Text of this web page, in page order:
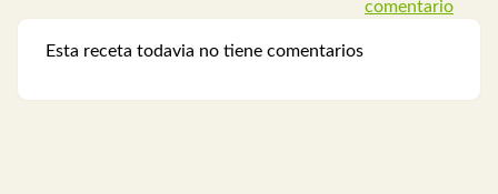
comentario
Esta receta todavia no tiene comentarios